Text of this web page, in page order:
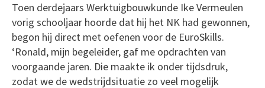
Toen derdejaars Werktuigbouwkunde Ike Vermeulen
vorig schooljaar hoorde dat hij het NK had gewonnen,
begon hij direct met oefenen voor de EuroSkills.
‘Ronald, mijn begeleider, gaf me opdrachten van
voorgaande jaren. Die maakte ik onder tijdsdruk,
zodat we de wedstrijdsituatie zo veel mogelijk